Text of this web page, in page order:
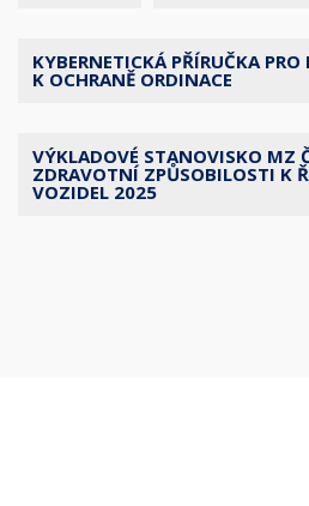
KYBERNETICKÁ PŘÍRUČKA
K OCHRANĚ ORDINACE
VÝKLADOVÉ STANOVISKO MZ
ZDRAVOTNÍ ZPŮSOBILOSTI K
VOZIDEL 2025